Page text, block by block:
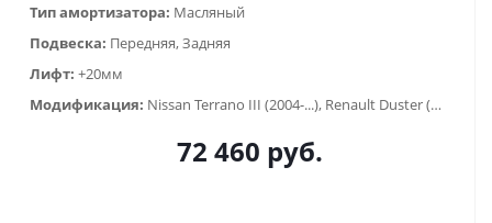
Тип амортизатора: Масляный
Подвеска: Передняя, Задняя
Лифт: +20мм
Модификация:
Nissan Terrano III (2004-...), Renault Duster (2010-2014), Renault Duster (2015-2020), Renault Duster (2021-...)
72 460 руб.